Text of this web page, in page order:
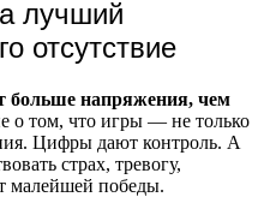
лучший
отсутствие
больше напряжения, чем
о том, что игры — не только
Цифры дают контроль. А
страх, тревогу,
малейшей победы.